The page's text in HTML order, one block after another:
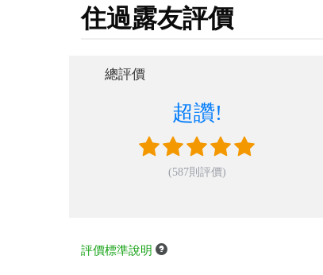
住過露友評價
總評價
超讚!
(587則評價)
評價標準說明